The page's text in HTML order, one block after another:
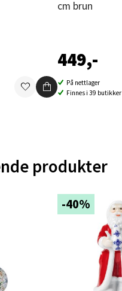
cm brun
449,-
På nettlager
Finnes i 39 butikker
produkter
-40%
Orkanger
113, 7300 Orkanger